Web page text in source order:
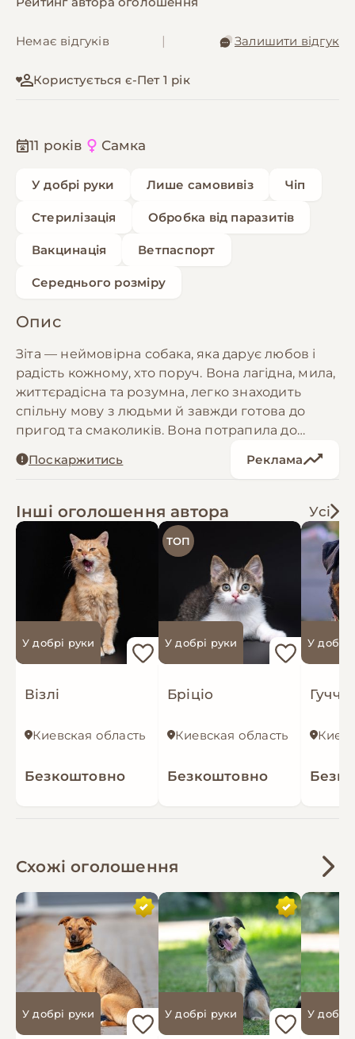
Немає відгуків Залишити відгук
Користується є-Пет 1 рік
11 років Самка
У добрі руки Лише самовивіз Чіп
Стерилізація Обробка від паразитів
Вакцинація Ветпаспорт
Середнього розміру
Опис
Зіта — неймовірна собака, яка дарує любов і
радість кожному, хто поруч. Вона лагідна, мила,
життєрадісна та розумна, легко знаходить
спільну мову з людьми й завжди готова до
пригод та смаколиків. Вона потрапила до
чудовий характер та таланти. Зіта потребує
додає їй особливості. Вона заслуговує на
родину, яка оцінить її доброту й відданість.
Умовна ДН 04.04.2015. Зіта має паспорт, чип,
щеплення, оброблена від паразитів. Може
бути передана за кордон після підготовки
виїзних документів
Поскаржитись Реклама
Інші оголошення автора Усі
У добрі руки
Візлі
Киевская область
Безкоштовно
ТОП
У добрі руки
Бріціо
Киевская область
Безкоштовно
У добрі
Гуччі
Схожі оголошення
У добрі руки У добрі руки У добрі